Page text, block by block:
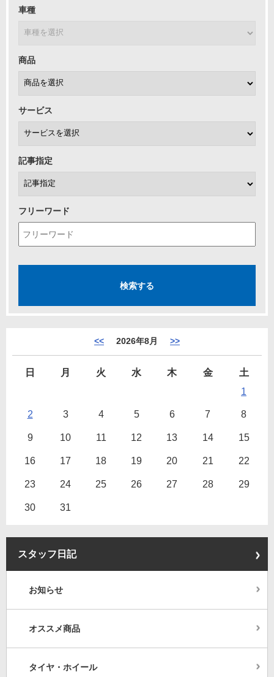
車種
商品
サービス
記事指定
フリーワード
<< 2026年8月 >>
日 月 火 水 木 金
土
1
2 3 4 5 6 7 8
9 10 11 12 13 14 15
16 17 18 19 20 21 22
23 24 25 26 27 28 29
30 31
スタッフ日記
お知らせ
オススメ商品
タイヤ・ホイール